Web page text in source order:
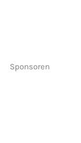
Sponsoren